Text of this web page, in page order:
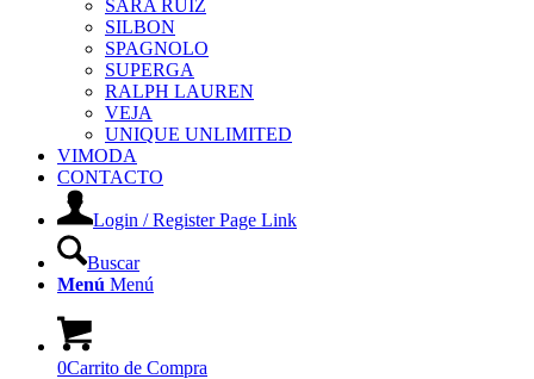
SARA RUIZ
SILBON
SPAGNOLO
SUPERGA
RALPH LAUREN
VEJA
UNIQUE UNLIMITED
VIMODA
CONTACTO
Login / Register Page Link
Buscar
Menú Menú
0Carrito de Compra